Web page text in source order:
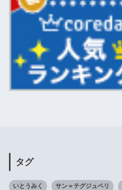
タグ
いとうみく サン＝テグジュペリ